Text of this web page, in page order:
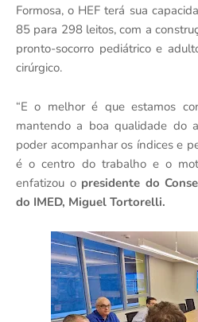
Formosa, o HEF terá sua
85 para 298 leitos, com a
pronto-socorro pediátrico e
cirúrgico.
“E o melhor é que estamos
mantendo a boa qualidade do
poder acompanhar os índices e
é o centro do trabalho e o
enfatizou o presidente do
do IMED, Miguel Tortorelli.